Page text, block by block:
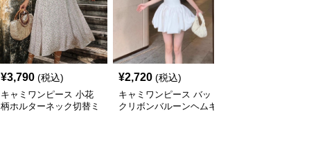
¥3,790 (税込)
キャミワンピース 小花
柄ホルターネック切替ミ
¥2,720 (税込)
キャミワンピース バッ
クリボンバルーンヘムキ